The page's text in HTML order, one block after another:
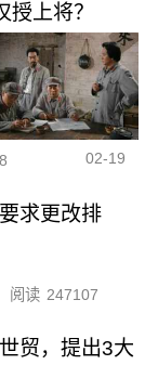
上将？
02-19
求更改排
阅读 247107
贸，提出3大